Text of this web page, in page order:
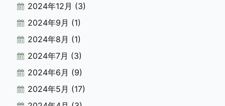
2024年12月 (3)
2024年9月 (1)
2024年8月 (1)
2024年7月 (3)
2024年6月 (9)
2024年5月 (17)